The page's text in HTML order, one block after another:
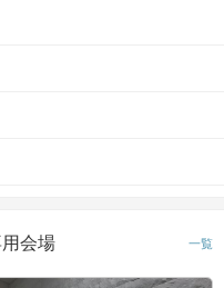
会場 一覧